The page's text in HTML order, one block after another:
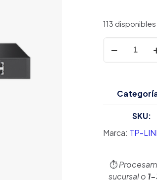
113 disponibles
Switch
no
administrable
para
en
rack
SKU:
Marca: TP-
⏱️
sucursal o